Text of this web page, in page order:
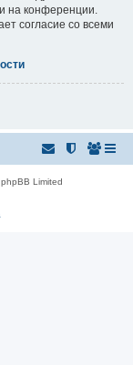
на конференции.
согласие со всеми
Limited